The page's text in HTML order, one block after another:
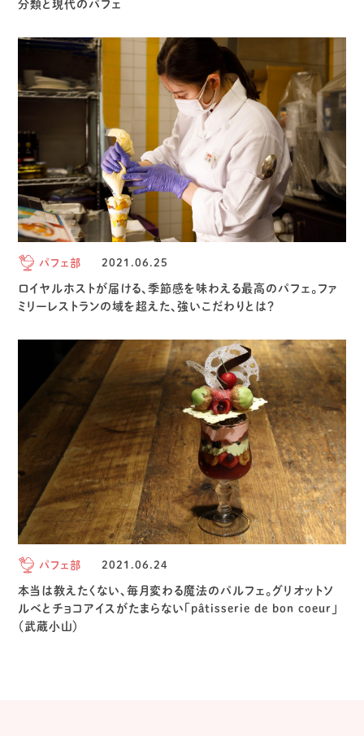
分類と現代のパフェ
パフェ部 2021.06.25
ロイヤルホストが届ける、季節感を味わえる最高のパフェ。ファ
ミリーレストランの域を超えた、強いこだわりとは？
パフェ部 2021.06.24
本当は教えたくない、毎月変わる魔法のパルフェ。グリオットソ
ルベとチョコアイスがたまらない「pâtisserie de bon coeur」
（武蔵小山）